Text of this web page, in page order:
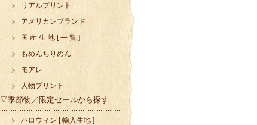
リアルプリント
アメリカンブランド
国 産 生 地 [ 一 覧 ]
もめんちりめん
モアレ
人物プリント
▽季節物／限定セールから探す
ハロウィン [ 輸入生地 ]